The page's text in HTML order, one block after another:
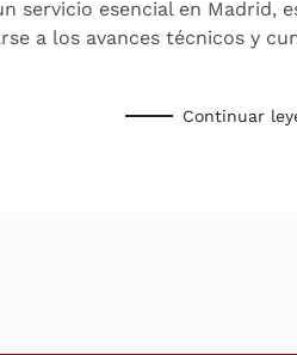
servicio esencial en Madrid,
a los avances técnicos y
Continuar